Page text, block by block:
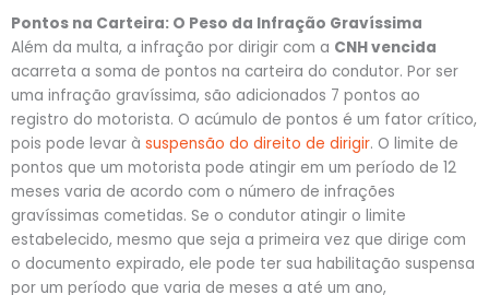
Pontos na Carteira: O Peso da Infração Gravíssima
Além da multa, a infração por dirigir com a CNH vencida
acarreta a soma de pontos na carteira do condutor. Por ser
uma infração gravíssima, são adicionados 7 pontos ao
registro do motorista. O acúmulo de pontos é um fator crítico,
pois pode levar à suspensão do direito de dirigir. O limite de
pontos que um motorista pode atingir em um período de 12
meses varia de acordo com o número de infrações
gravíssimas cometidas. Se o condutor atingir o limite
estabelecido, mesmo que seja a primeira vez que dirige com
o documento expirado, ele pode ter sua habilitação suspensa
por um período que varia de meses a até um ano,